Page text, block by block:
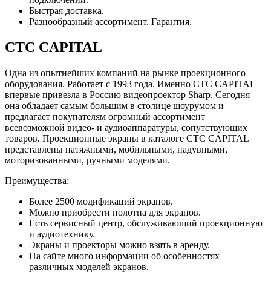
Быстрая доставка.
Разнообразный ассортимент. Гарантия.
CTC CAPITAL
Одна из опытнейших компаний на рынке проекционного
оборудования. Работает с 1993 года. Именно CTC CAPITAL
впервые привезла в Россию видеопроектор Sharp. Сегодня
она обладает самым большим в столице шоурумом и
предлагает покупателям огромный ассортимент
всевозможной видео- и аудиоаппаратуры, сопутствующих
товаров. Проекционные экраны в каталоге CTC CAPITAL
представлены натяжными, мобильными, надувными,
моторизованными, ручными моделями.
Преимущества:
Более 2500 модификаций экранов.
Можно приобрести полотна для экранов.
Есть сервисный центр, обслуживающий проекционную
и аудиотехнику.
Экраны и проекторы можно взять в аренду.
На сайте много информации об особенностях
различных моделей экранов.